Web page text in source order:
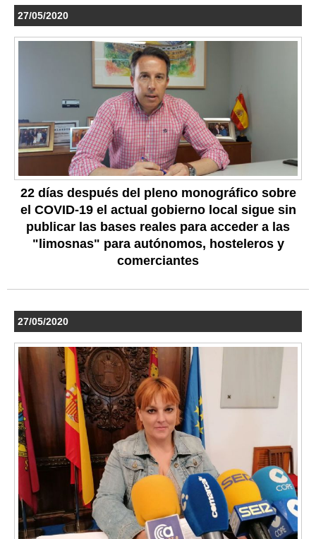
27/05/2020
22 días después del pleno monográfico sobre
el COVID-19 el actual gobierno local sigue sin
publicar las bases reales para acceder a las
"limosnas" para autónomos, hosteleros y
comerciantes
27/05/2020